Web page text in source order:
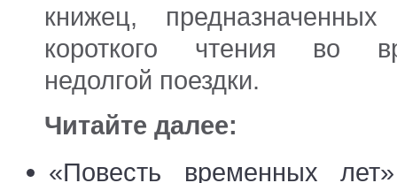
книжец,
короткого чтения во
недолгой поездки.
Читайте далее:
«Повесть временных